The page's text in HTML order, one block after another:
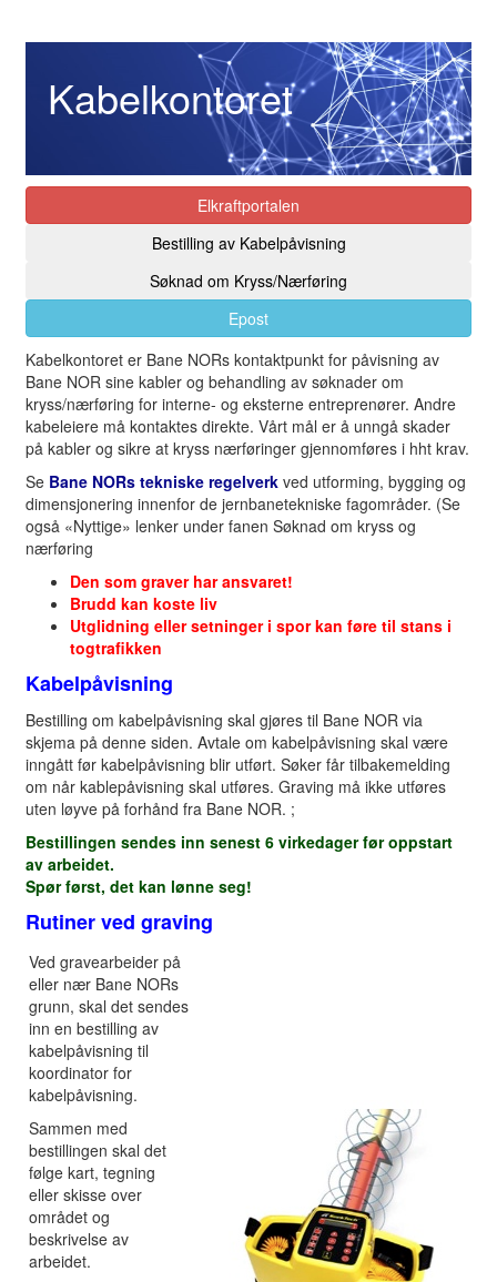
Kabelkontoret
Elkraftportalen
Bestilling av Kabelpåvisning
Søknad om Kryss/Nærføring
Epost
Kabelkontoret er Bane NORs kontaktpunkt for påvisning av
Bane NOR sine kabler og behandling av søknader om
kryss/nærføring for interne- og eksterne entreprenører. Andre
kabeleiere må kontaktes direkte. Vårt mål er å unngå skader
på kabler og sikre at kryss nærføringer gjennomføres i hht krav.
Se Bane NORs tekniske regelverk ved utforming, bygging og
dimensjonering innenfor de jernbanetekniske fagområder. (Se
også «Nyttige» lenker under fanen Søknad om kryss og
nærføring
Den som graver har ansvaret!
Brudd kan koste liv
Utglidning eller setninger i spor kan føre til stans i
togtrafikken
Kabelpåvisning
Bestilling om kabelpåvisning skal gjøres til Bane NOR via
skjema på denne siden. Avtale om kabelpåvisning skal være
inngått før kabelpåvisning blir utført. Søker får tilbakemelding
om når kablepåvisning skal utføres. Graving må ikke utføres
uten løyve på forhånd fra Bane NOR. ;
Bestillingen sendes inn senest 6 virkedager før oppstart
av arbeidet.
Spør først, det kan lønne seg!
Rutiner ved graving
Ved gravearbeider på
eller nær Bane NORs
grunn, skal det sendes
inn en bestilling av
kabelpåvisning til
koordinator for
kabelpåvisning.
Sammen med
bestillingen skal det
følge kart, tegning
eller skisse over
området og
beskrivelse av
arbeidet.